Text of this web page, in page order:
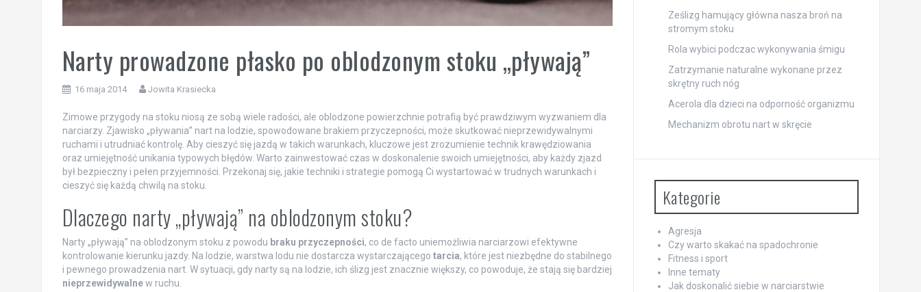
Narty prowadzone płasko po oblodzonym stoku „pływają”
16 maja 2014 Jowita Krasiecka
Zimowe przygody na stoku niosą ze sobą wiele radości, ale oblodzone powierzchnie potrafią być prawdziwym wyzwaniem dla
narciarzy. Zjawisko „pływania” nart na lodzie, spowodowane brakiem przyczepności, może skutkować nieprzewidywalnymi
ruchami i utrudniać kontrolę. Aby cieszyć się jazdą w takich warunkach, kluczowe jest zrozumienie technik krawędziowania
oraz umiejętność unikania typowych błędów. Warto zainwestować czas w doskonalenie swoich umiejętności, aby każdy zjazd
był bezpieczny i pełen przyjemności. Przekonaj się, jakie techniki i strategie pomogą Ci wystartować w trudnych warunkach i
cieszyć się każdą chwilą na stoku.
Dlaczego narty „pływają” na oblodzonym stoku?
Narty „pływają” na oblodzonym stoku z powodu braku przyczepności, co de facto uniemożliwia narciarzowi efektywne
kontrolowanie kierunku jazdy. Na lodzie, warstwa lodu nie dostarcza wystarczającego tarcia, które jest niezbędne do stabilnego
i pewnego prowadzenia nart. W sytuacji, gdy narty są na lodzie, ich ślizg jest znacznie większy, co powoduje, że stają się bardziej
nieprzewidywalnew ruchu.
Ześlizg hamujący główna nasza broń na
stromym stoku
Rola wybici podczac wykonywania śmigu
Zatrzymanie naturalne wykonane przez
skrętny ruch nóg
Acerola dla dzieci na odporność organizmu
Mechanizm obrotu nart w skręcie
Kategorie
Agresja
Czy warto skakać na spadochronie
Fitness i sport
Inne tematy
Jak doskonalić siebie w narciarstwie